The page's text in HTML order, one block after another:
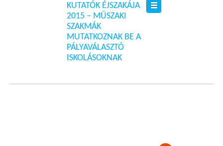
KUTATÓK ÉJSZAKÁJA
2015 – MŰSZAKI
SZAKMÁK
MUTATKOZNAK BE A
PÁLYAVÁLASZTÓ
ISKOLÁSOKNAK